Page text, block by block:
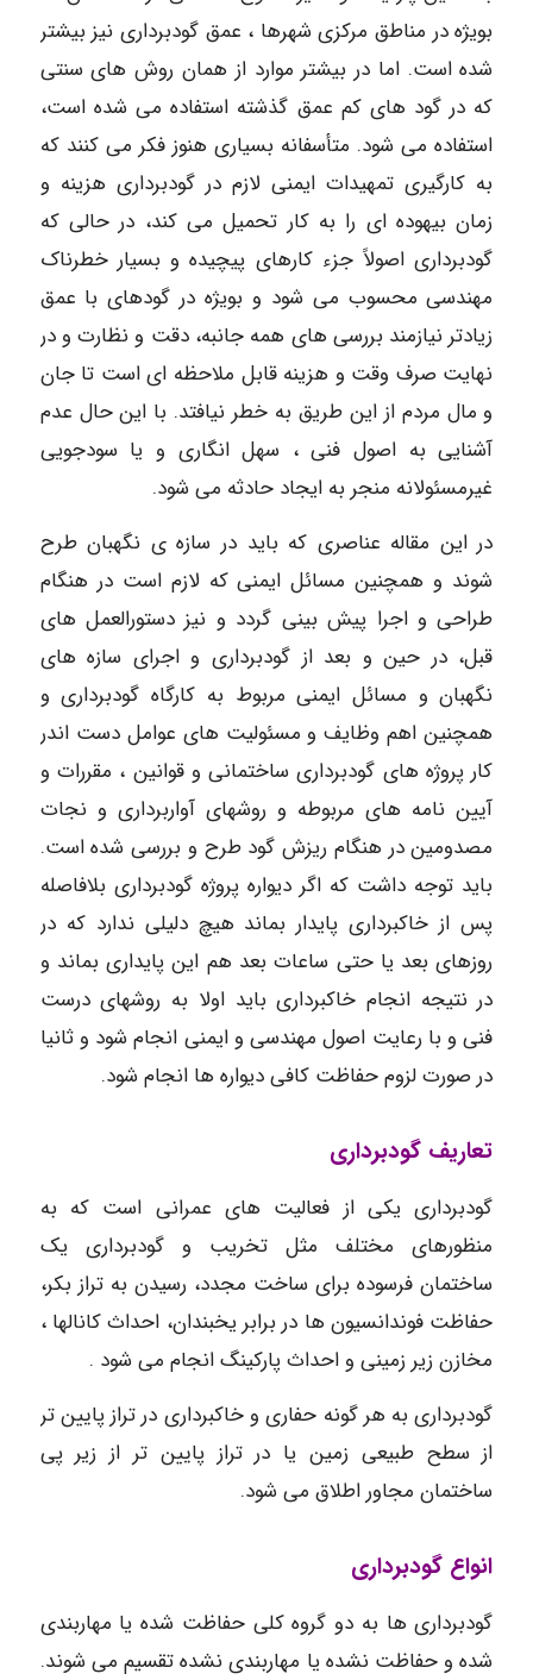
بویژه در مناطق مرکزی شهرها ، عمق گودبرداری نیز بیشتر
شده است. اما در بیشتر موارد از همان روش های سنتی
که در گود های کم عمق گذشته استفاده می شده است،
استفاده می شود. متأسفانه بسیاری هنوز فکر می کنند که
به کارگیری تمهیدات ایمنی لازم در گودبرداری هزینه و
زمان بیهوده ای را به کار تحمیل می کند، در حالی که
گودبرداری اصولاً جزء کارهای پیچیده و بسیار خطرناک
مهندسی محسوب می شود و بویژه در گودهای با عمق
زیادتر نیازمند بررسی های همه جانبه، دقت و نظارت و در
نهایت صرف وقت و هزینه قابل ملاحظه ای است تا جان
و مال مردم از این طریق به خطر نیافتد. با این حال عدم
آشنایی به اصول فنی ، سهل انگاری و یا سودجویی
غیرمسئولانه منجر به ایجاد حادثه می شود.
در این مقاله عناصری که باید در سازه ی نگهبان طرح
شوند و همچنین مسائل ایمنی که لازم است در هنگام
طراحی و اجرا پیش بینی گردد و نیز دستورالعمل های
قبل، در حین و بعد از گودبرداری و اجرای سازه های
نگهبان و مسائل ایمنی مربوط به کارگاه گودبرداری و
همچنین اهم وظایف و مسئولیت های عوامل دست اندر
کار پروژه های گودبرداری ساختمانی و قوانین ، مقررات و
آیین نامه های مربوطه و روشهای آواربرداری و نجات
مصدومین در هنگام ریزش گود طرح و بررسی شده است.
باید توجه داشت که اگر دیواره پروژه گودبرداری بلافاصله
پس از خاکبرداری پایدار بماند هیچ دلیلی ندارد که در
روزهای بعد یا حتی ساعات بعد هم این پایداری بماند و
در نتیجه انجام خاکبرداری باید اولا به روشهای درست
فنی و با رعایت اصول مهندسی و ایمنی انجام شود و ثانیا
در صورت لزوم حفاظت کافی دیواره ها انجام شود.
تعاریف گودبرداری
گودبرداری یکی از فعالیت های عمرانی است که به
منظورهای مختلف مثل تخریب و گودبرداری یک
ساختمان فرسوده برای ساخت مجدد، رسیدن به تراز بکر،
حفاظت فوندانسیون ها در برابر یخبندان، احداث کانالها ،
مخازن زیر زمینی و احداث پارکینگ انجام می شود .
گودبرداری به هر گونه حفاری و خاکبرداری در تراز پایین تر
از سطح طبیعی زمین یا در تراز پایین تر از زیر پی
ساختمان مجاور اطلاق می شود.
انواع گودبرداری
گودبرداری ها به دو گروه کلی حفاظت شده یا مهاربندی
شده و حفاظت نشده یا مهاربندی نشده تقسیم می شوند.